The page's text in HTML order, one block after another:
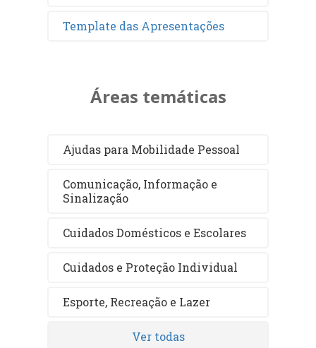
Template das Apresentações
Áreas temáticas
Ajudas para Mobilidade Pessoal
Comunicação, Informação e
Sinalização
Cuidados Domésticos e Escolares
Cuidados e Proteção Individual
Esporte, Recreação e Lazer
Ver todas